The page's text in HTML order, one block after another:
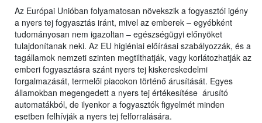
Az Európai Unióban folyamatosan növekszik a fogyasztói igény
a nyers tej fogyasztás iránt, mivel az emberek – egyébként
tudományosan nem igazoltan – egészségügyi előnyöket
tulajdonítanak neki. Az EU higiéniai előírásai szabályozzák, és a
tagállamok nemzeti szinten megtilthatják, vagy korlátozhatják az
emberi fogyasztásra szánt nyers tej kiskereskedelmi
forgalmazását, termelői piacokon történő árusítását. Egyes
államokban megengedett a nyers tej értékesítése árusító
automatákból, de ilyenkor a fogyasztók figyelmét minden
esetben felhívják a nyers tej felforralására.